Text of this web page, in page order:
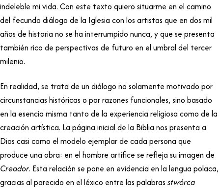
indeleble mi vida. Con este texto quiero situarme en el camino
del fecundo diálogo de la Iglesia con los artistas que en dos mil
años de historia no se ha interrumpido nunca, y que se presenta
también rico de perspectivas de futuro en el umbral del tercer
milenio.
En realidad, se trata de un diálogo no solamente motivado por
circunstancias históricas o por razones funcionales, sino basado
en la esencia misma tanto de la experiencia religiosa como de la
creación artística. La página inicial de la Biblia nos presenta a
Dios casi como el modelo ejemplar de cada persona que
produce una obra: en el hombre artífice se refleja su imagen de
Creador. Esta relación se pone en evidencia en la lengua polaca,
gracias al parecido en el léxico entre las palabras stwórca